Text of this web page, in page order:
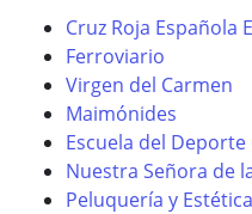
Cruz Roja Española
Ferroviario
Virgen del Carmen
Maimónides
Escuela del
Nuestra Señora de
Peluquería y